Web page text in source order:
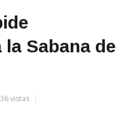
Sabana de
vistas